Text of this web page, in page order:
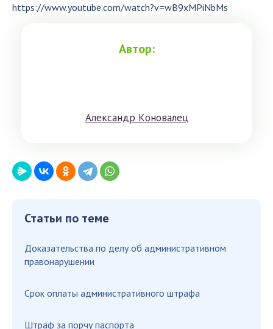
https://www.youtube.com/watch?v=wB9xMPiNbMs
Автор:
Aлeксандр Кoнoвaлeц
Статьи по теме
Доказательства по делу об административном
правонарушении
Срок оплаты административного штрафа
Штраф за порчу паспорта